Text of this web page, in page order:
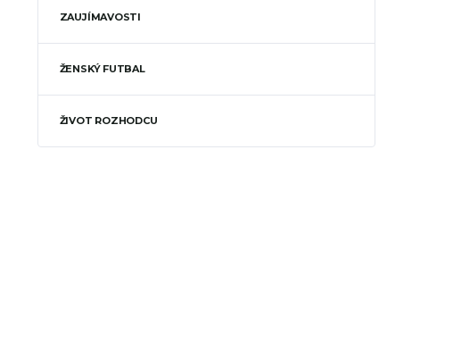
ZAUJÍMAVOSTI
ŽENSKÝ FUTBAL
ŽIVOT ROZHODCU